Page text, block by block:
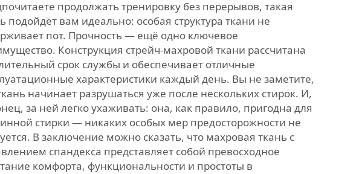
продолжать тренировку без перерывов, такая
подойдёт вам идеально: особая структура ткани не
пот. Прочность — ещё одно ключевое
Конструкция стрейч-махровой ткани рассчитана
срок службы и обеспечивает отличные
характеристики каждый день. Вы не заметите,
начинает разрушаться уже после нескольких стирок. И,
за ней легко ухаживать: она, как правило, пригодна для
стирки — никаких особых мер предосторожности не
В заключение можно сказать, что махровая ткань с
спандекса представляет собой превосходное
комфорта, функциональности и простоты в